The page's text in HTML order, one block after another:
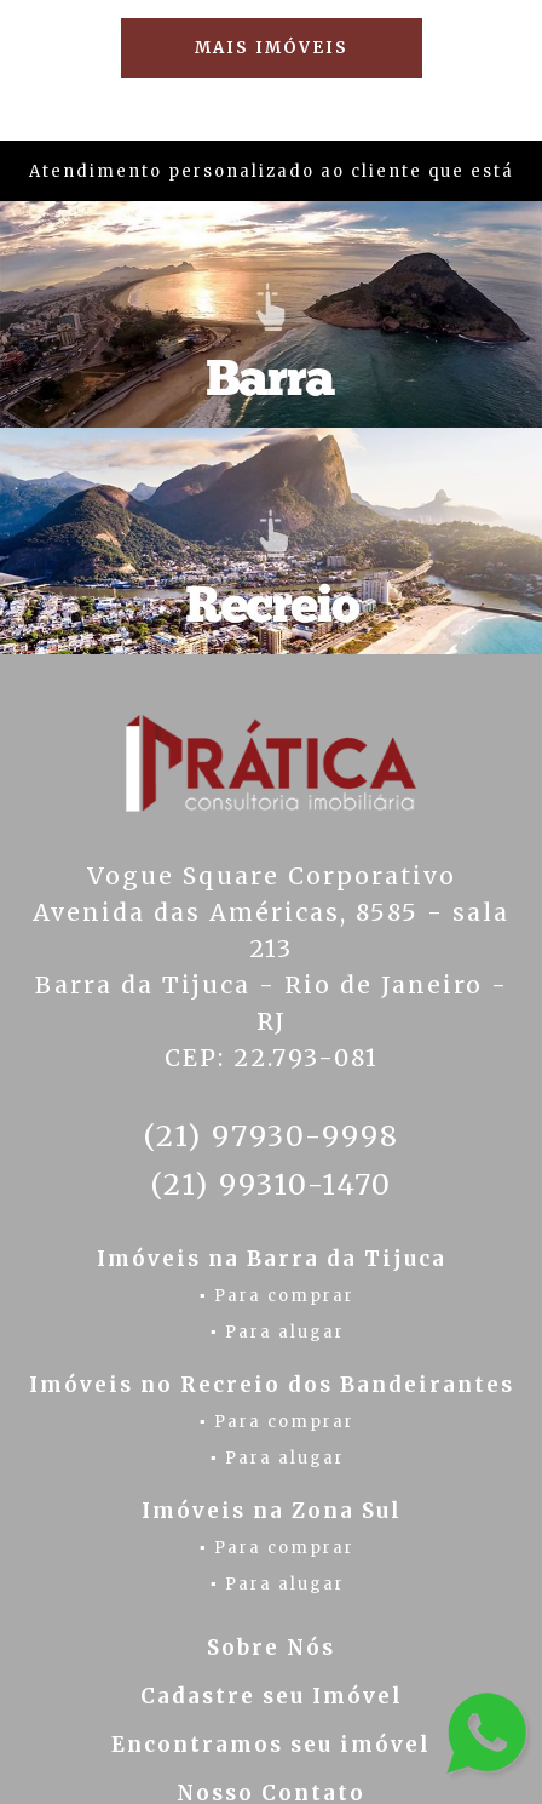
MAIS IMÓVEIS
Atendimento personalizado ao cliente que está
em busca de um imóvel na região daBarra e
Recreio
Vogue Square Corporativo
Avenida das Américas, 8585 - sala
213
Barra da Tijuca - Rio de Janeiro -
RJ
CEP: 22.793-081
(21) 97930-9998
(21) 99310-1470
Imóveis na Barra da Tijuca
▪ Para comprar
▪ Para alugar
Imóveis no Recreio dos Bandeirantes
▪ Para comprar
▪ Para alugar
Imóveis na Zona Sul
▪ Para comprar
▪ Para alugar
Sobre Nós
Cadastre seu Imóvel
Encontramos seu imóvel
Nosso Contato